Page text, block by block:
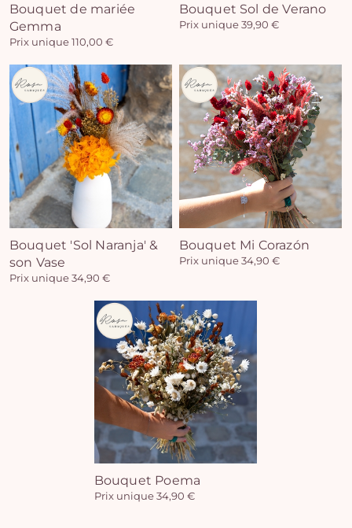
Bouquet de mariée
Gemma
Prix unique 110,00 €
Bouquet Sol de Verano
Prix unique 39,90 €
Bouquet 'Sol Naranja' &
son Vase
Prix unique 34,90 €
Bouquet Mi Corazón
Prix unique 34,90 €
Bouquet Poema
Prix unique 34,90 €